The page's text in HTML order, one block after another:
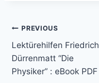
PREVIOUS
Lektürehilfen Friedrich
Dürrenmatt “Die
Physiker” : eBook PDF